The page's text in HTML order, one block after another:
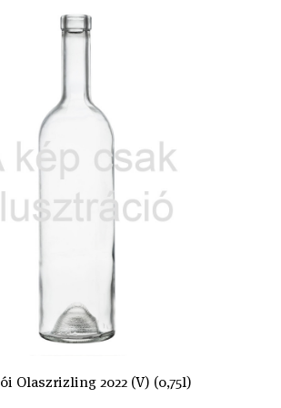
Olaszrizling 2022 (V) (0,75l)